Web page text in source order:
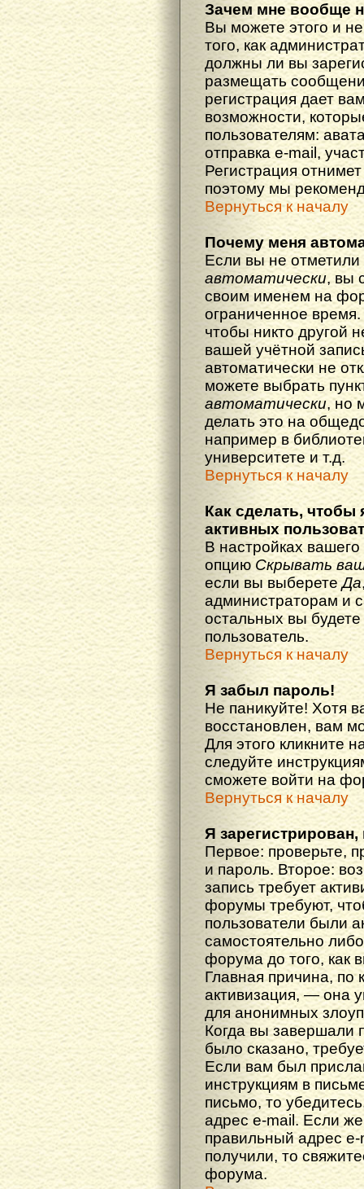
Зачем мне вообще
Вы можете этого и
того, как
должны ли вы
размещать
регистрация дает
возможности,
пользователям:
отправка e-mail,
Регистрация
поэтому мы
Вернуться к началу
Почему меня
Если вы не отметили
автоматически, вы
своим именем на
ограниченное
чтобы никто другой
вашей учётной
автоматически не
можете выбрать
автоматически, но
делать это на
например в
университете и т.д.
Вернуться к началу
Как сделать, чтобы
активных
В настройках
опцию Скрывать
если вы выберетеДа
администраторам и
остальных вы
пользователь.
Вернуться к началу
Я забыл пароль!
Не паникуйте! Хотя
восстановлен, вам
Для этого кликните
следуйте
сможете войти на
Вернуться к началу
Я
Первое: проверьте,
и пароль. Второе:
запись требует
форумы требуют,
пользователи были
самостоятельно
форума до того, как
Главная причина, по
активизация, — она
для анонимных
Когда вы завершали
было сказано,
Если вам был
инструкциям в
письмо, то
адрес e-mail. Если
правильный адрес
получили, то
форума.